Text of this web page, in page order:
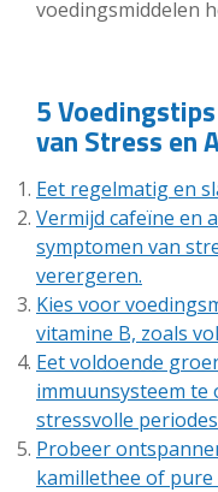
voedingsmiddelen
5
van Stress en
Eet regelmatig en
Vermijd cafeïne en
symptomen van
verergeren.
Kies voor
vitamine B, zoals
Eet voldoende
immuunsysteem
stressvolle
Probeer
kamillethee of